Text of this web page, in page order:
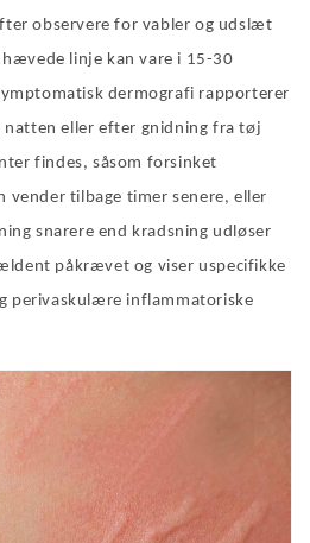
observere for vabler og udslæt
linje kan vare i 15-30
dermografi rapporterer
eller efter gnidning fra tøj
findes, såsom forsinket
tilbage timer senere, eller
snarere end kradsning udløser
påkrævet og viser uspecifikke
perivaskulære inflammatoriske